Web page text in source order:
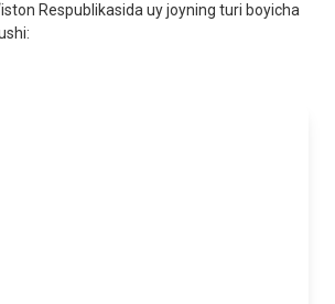
Respublikasida uy joyning turi boyicha